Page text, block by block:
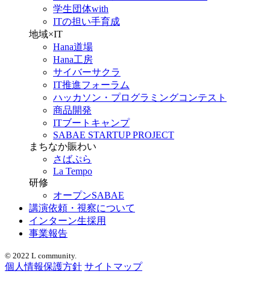
学生団体with
ITの担い手育成
地域×IT
Hana道場
Hana工房
サイバーサクラ
IT推進フォーラム
ハッカソン・プログラミングコンテスト
商品開発
ITブートキャンプ
SABAE STARTUP PROJECT
まちなか賑わい
さばぷら
La Tempo
研修
オープンSABAE
講演依頼・視察について
インターン生採用
事業報告
© 2022 L community.
個人情報保護方針 サイトマップ